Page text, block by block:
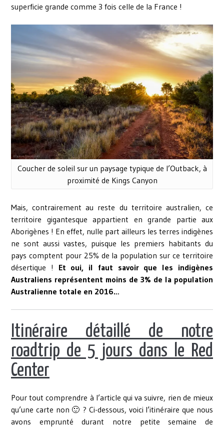
superficie grande comme 3 fois celle de la France !
Coucher de soleil sur un paysage typique de l’Outback, à
proximité de Kings Canyon
Mais, contrairement au reste du territoire australien, ce
territoire gigantesque appartient en grande partie aux
Aborigènes ! En effet, nulle part ailleurs les terres indigènes
ne sont aussi vastes, puisque les premiers habitants du
pays comptent pour 25% de la population sur ce territoire
désertique ! Et oui, il faut savoir que les indigènes
Australiens représentent moins de 3% de la population
Australienne totale en 2016…
Itinéraire détaillé de notre
roadtrip de 5 jours dans le Red
Center
Pour tout comprendre à l’article qui va suivre, rien de mieux
qu’une carte non 🙂 ? Ci-dessous, voici l’itinéraire que nous
avons emprunté durant notre petite semaine de